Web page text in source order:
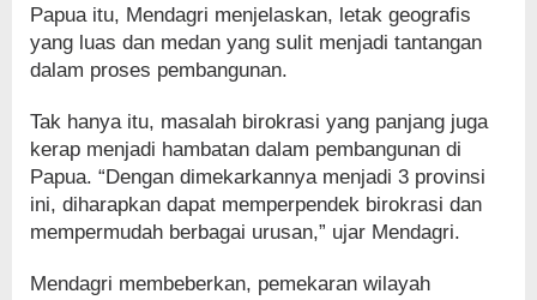
Papua itu, Mendagri menjelaskan, letak geografis
yang luas dan medan yang sulit menjadi tantangan
dalam proses pembangunan.
Tak hanya itu, masalah birokrasi yang panjang juga
kerap menjadi hambatan dalam pembangunan di
Papua. “Dengan dimekarkannya menjadi 3 provinsi
ini, diharapkan dapat memperpendek birokrasi dan
mempermudah berbagai urusan,” ujar Mendagri.
Mendagri membeberkan, pemekaran wilayah